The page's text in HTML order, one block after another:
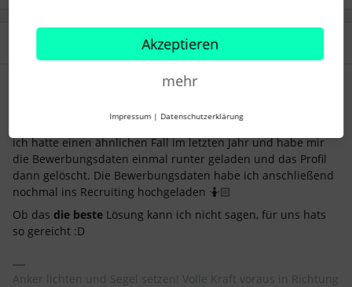
@EmmaEmily
ich hatte einen ähnlichen Fall im letzten Jahr und habe mir
die Bewerbungsdaten einmal runter geladen und das Profil
dann gelöscht. Die Bewerbungsdaten habe ich anschließend
nochmal ins Recruiting hochgeladen 🤷🏻
Ob das die beste Lösung kann ich nicht sagen, für uns hats
so gereicht :D
Anker lichten und Segel setzen! Volle Kraft voraus in Richtung
Akzeptieren
mehr
Impressum | Datenschutzerklärung